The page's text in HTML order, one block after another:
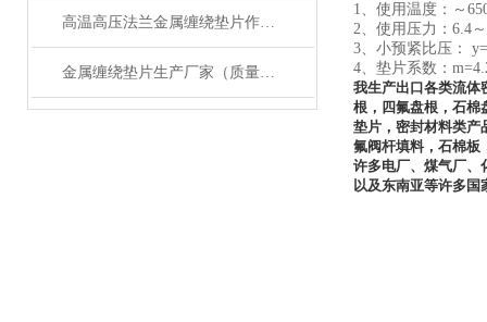
高温高压法兰金属缠绕垫片作用与用途
金属缠绕垫片生产厂家（质量可靠）
1、使用温度：～
2、使用压力：6.4
3、小预紧比压：
4、垫片系数：
我生产出口各类流体
根，四氟盘根，石棉
垫片，密封材料类产
氟阀杆填料，石棉板
许多电厂、煤气厂、
以及东南亚等许多国